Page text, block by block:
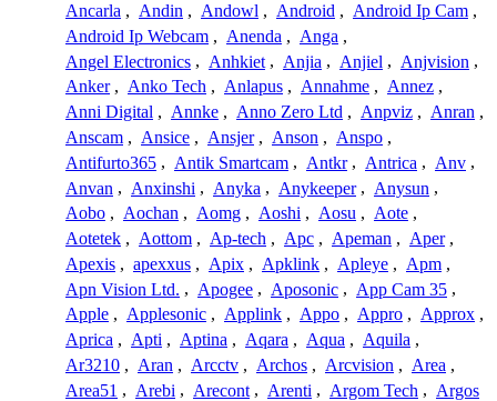
Ancarla , Andin , Andowl , Android , Android Ip Cam ,
Android Ip Webcam , Anenda , Anga ,
Angel Electronics , Anhkiet , Anjia , Anjiel , Anjvision ,
Anker , Anko Tech , Anlapus , Annahme , Annez ,
Anni Digital , Annke , Anno Zero Ltd , Anpviz , Anran ,
Anscam , Ansice , Ansjer , Anson , Anspo ,
Antifurto365 , Antik Smartcam , Antkr , Antrica , Anv ,
Anvan , Anxinshi , Anyka , Anykeeper , Anysun ,
Aobo , Aochan , Aomg , Aoshi , Aosu , Aote ,
Aotetek , Aottom , Ap-tech , Apc , Apeman , Aper ,
Apexis , apexxus , Apix , Apklink , Apleye , Apm ,
Apn Vision Ltd. , Apogee , Aposonic , App Cam 35 ,
Apple , Applesonic , Applink , Appo , Appro , Approx ,
Aprica , Apti , Aptina , Aqara , Aqua , Aquila ,
Ar3210 , Aran , Arcctv , Archos , Arcvision , Area ,
Area51 , Arebi , Arecont , Arenti , Argom Tech , Argos